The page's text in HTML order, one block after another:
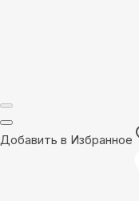
Добавить в Избранное